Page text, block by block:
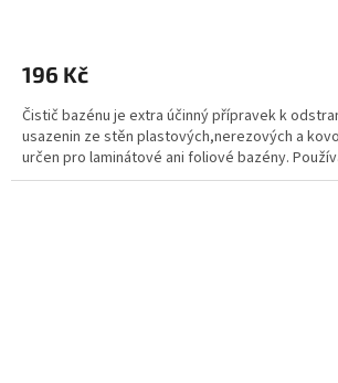
196 Kč
Čistič bazénu je extra účinný přípravek k
usazenin ze stěn plastových,nerezových a
určen pro laminátové ani foliové bazény.